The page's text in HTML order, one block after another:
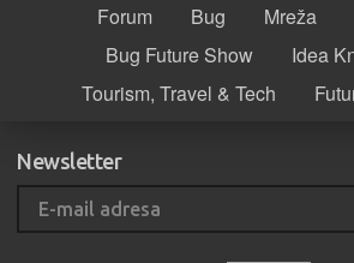
Forum Bug Mreža
Bug Future Show
Idea
Tourism, Travel & Tech
Newsletter